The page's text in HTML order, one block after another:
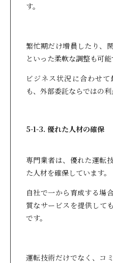
す。
繁忙期だけ増員したり、
といった柔軟な調整も可能
ビジネス状況に合わせ
も、外部委託ならではの利
5-1-3. 優れた人材の確保
専門業者は、優れた運転
た人材を確保しています。
自社で一から育成する場
質なサービスを提供して
です。
運転技術だけでなく、コ